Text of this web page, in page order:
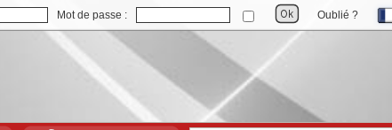
Mot de passe : Oublié ?